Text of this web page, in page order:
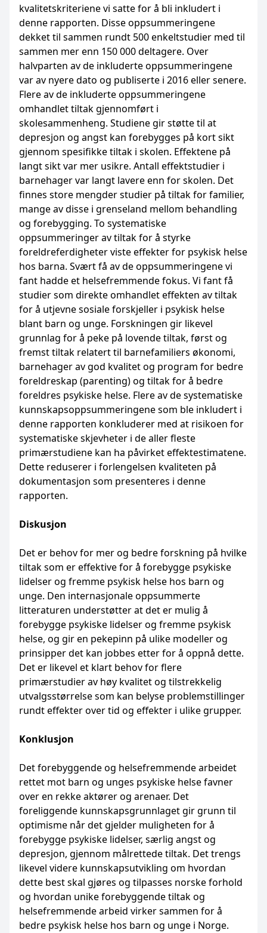
kvalitetskriteriene vi satte for å bli inkludert i
denne rapporten. Disse oppsummeringene
dekket til sammen rundt 500 enkeltstudier med til
sammen mer enn 150 000 deltagere. Over
halvparten av de inkluderte oppsummeringene
var av nyere dato og publiserte i 2016 eller senere.
Flere av de inkluderte oppsummeringene
omhandlet tiltak gjennomført i
skolesammenheng. Studiene gir støtte til at
depresjon og angst kan forebygges på kort sikt
gjennom spesifikke tiltak i skolen. Effektene på
langt sikt var mer usikre. Antall effektstudier i
barnehager var langt lavere enn for skolen. Det
finnes store mengder studier på tiltak for familier,
mange av disse i grenseland mellom behandling
og forebygging. To systematiske
oppsummeringer av tiltak for å styrke
foreldreferdigheter viste effekter for psykisk helse
hos barna. Svært få av de oppsummeringene vi
fant hadde et helsefremmende fokus. Vi fant få
studier som direkte omhandlet effekten av tiltak
for å utjevne sosiale forskjeller i psykisk helse
blant barn og unge. Forskningen gir likevel
grunnlag for å peke på lovende tiltak, først og
fremst tiltak relatert til barnefamiliers økonomi,
barnehager av god kvalitet og program for bedre
foreldreskap (parenting) og tiltak for å bedre
foreldres psykiske helse. Flere av de systematiske
kunnskapsoppsummeringene som ble inkludert i
denne rapporten konkluderer med at risikoen for
systematiske skjevheter i de aller fleste
primærstudiene kan ha påvirket effektestimatene.
Dette reduserer i forlengelsen kvaliteten på
dokumentasjon som presenteres i denne
rapporten.
Diskusjon
Det er behov for mer og bedre forskning på hvilke
tiltak som er effektive for å forebygge psykiske
lidelser og fremme psykisk helse hos barn og
unge. Den internasjonale oppsummerte
litteraturen understøtter at det er mulig å
forebygge psykiske lidelser og fremme psykisk
helse, og gir en pekepinn på ulike modeller og
prinsipper det kan jobbes etter for å oppnå dette.
Det er likevel et klart behov for flere
primærstudier av høy kvalitet og tilstrekkelig
utvalgsstørrelse som kan belyse problemstillinger
rundt effekter over tid og effekter i ulike grupper.
Konklusjon
Det forebyggende og helsefremmende arbeidet
rettet mot barn og unges psykiske helse favner
over en rekke aktører og arenaer. Det
foreliggende kunnskapsgrunnlaget gir grunn til
optimisme når det gjelder muligheten for å
forebygge psykiske lidelser, særlig angst og
depresjon, gjennom målrettede tiltak. Det trengs
likevel videre kunnskapsutvikling om hvordan
dette best skal gjøres og tilpasses norske forhold
og hvordan unike forebyggende tiltak og
helsefremmende arbeid virker sammen for å
bedre psykisk helse hos barn og unge i Norge.